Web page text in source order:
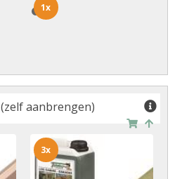
1x
1x
(zelf aanbrengen)
3x